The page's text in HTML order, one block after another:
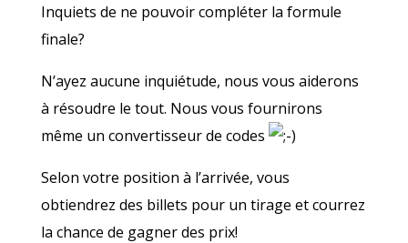
Inquiets de ne pouvoir compléter la formule
finale?
N’ayez aucune inquiétude, nous vous aiderons
à résoudre le tout. Nous vous fournirons
même un convertisseur de codes
Selon votre position à l’arrivée, vous
obtiendrez des billets pour un tirage et courrez
la chance de gagner des prix!